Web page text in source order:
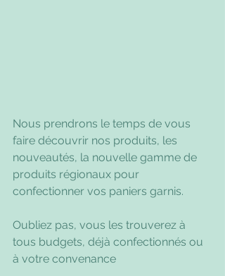
Nous prendrons le temps de vous
faire découvrir nos produits, les
nouveautés, la nouvelle gamme de
produits régionaux pour
confectionner vos paniers garnis.
Oubliez pas, vous les trouverez à
tous budgets, déjà confectionnés ou
à votre convenance